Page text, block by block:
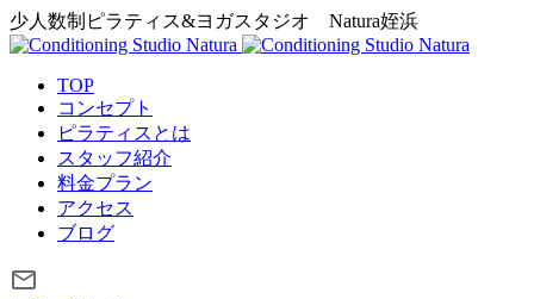
少人数制ピラティス&ヨガスタジオ Natura姪浜
TOP
コンセプト
ピラティスとは
スタッフ紹介
料金プラン
アクセス
ブログ